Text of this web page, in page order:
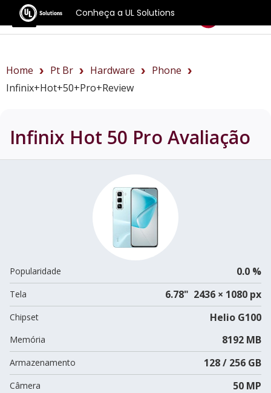
Conheça a UL Solutions
Benchmarks
Home Pt Br Hardware
Phone
Infinix+Hot+50+Pro+review
Infinix Hot 50 Pro Avaliação
Popularidade 0.0 %
Tela 6.78" 2436 × 1080 px
Chipset Helio G100
Memória 8192 MB
Armazenamento 128 / 256 GB
Câmera 50 MP